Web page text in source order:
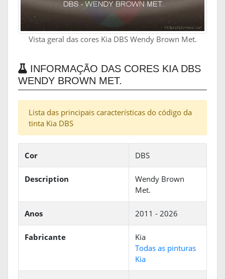
Vista geral das cores Kia DBS Wendy Brown Met.
INFORMAÇÃO DAS CORES KIA DBS
WENDY BROWN MET.
Lista das principais características do código da
tinta Kia DBS
Cor DBS
Description
Wendy Brown
Met.
Anos 2011 - 2026
Fabricante
Kia
Todas as pinturas
Kia